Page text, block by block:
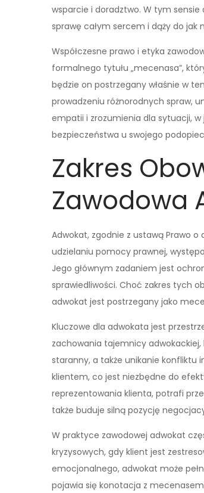
wsparcie i doradztwo. W tym sensie
sprawę całym sercem i dąży do
Współczesne prawo i etyka
formalnego tytułu „mecenasa”,
będzie on postrzegany właśnie w
prowadzeniu różnorodnych spraw,
empatii i zrozumienia dla sytuacji,
bezpieczeństwa u swojego
Zakres
Zawodowa
Adwokat, zgodnie z ustawą Prawo
udzielaniu pomocy prawnej,
Jego głównym zadaniem jest
sprawiedliwości. Choć zakres tych
adwokat jest postrzegany jako
Kluczowe dla adwokata jest
zachowania tajemnicy
staranny, a także unikanie
klientem, co jest niezbędne do
reprezentowania klienta, potrafi
także buduje silną pozycję
W praktyce zawodowej adwokat
kryzysowych, gdy klient jest
emocjonalnego, adwokat może
pojawia się konotacja z